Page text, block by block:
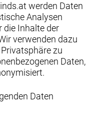
werden Daten
Analysen
die Inhalte der
verwenden dazu
zu
Daten,
Daten